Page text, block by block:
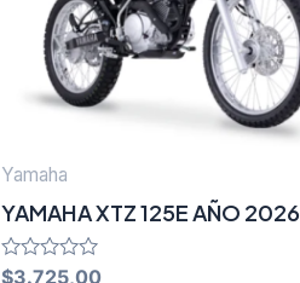
Yamaha
YAMAHA XTZ 125E AÑO 2026
Rated
$3.725,00